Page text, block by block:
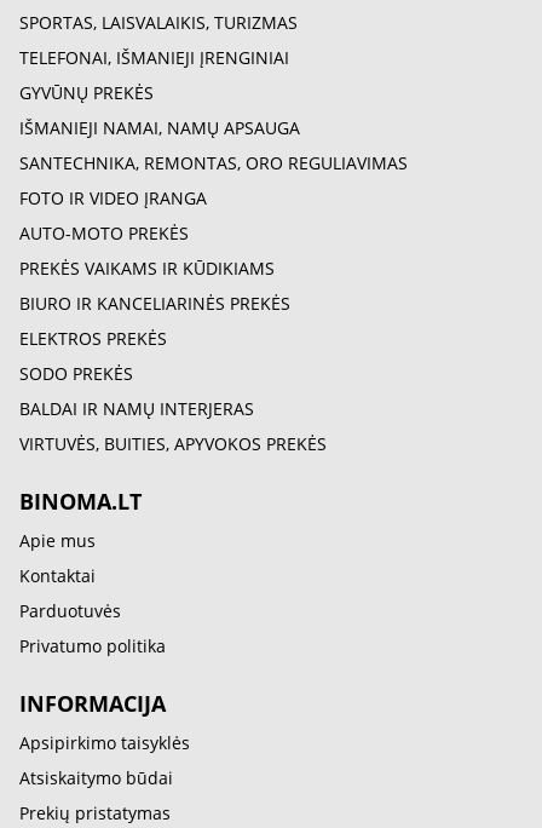
SPORTAS, LAISVALAIKIS, TURIZMAS
TELEFONAI, IŠMANIEJI ĮRENGINIAI
GYVŪNŲ PREKĖS
IŠMANIEJI NAMAI, NAMŲ APSAUGA
SANTECHNIKA, REMONTAS, ORO REGULIAVIMAS
FOTO IR VIDEO ĮRANGA
AUTO-MOTO PREKĖS
PREKĖS VAIKAMS IR KŪDIKIAMS
BIURO IR KANCELIARINĖS PREKĖS
ELEKTROS PREKĖS
SODO PREKĖS
BALDAI IR NAMŲ INTERJERAS
VIRTUVĖS, BUITIES, APYVOKOS PREKĖS
BINOMA.LT
Apie mus
Kontaktai
Parduotuvės
Privatumo politika
INFORMACIJA
Apsipirkimo taisyklės
Atsiskaitymo būdai
Prekių pristatymas